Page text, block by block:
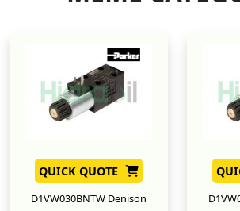
QUICK QUOTE
D1VW030BNTW Denison